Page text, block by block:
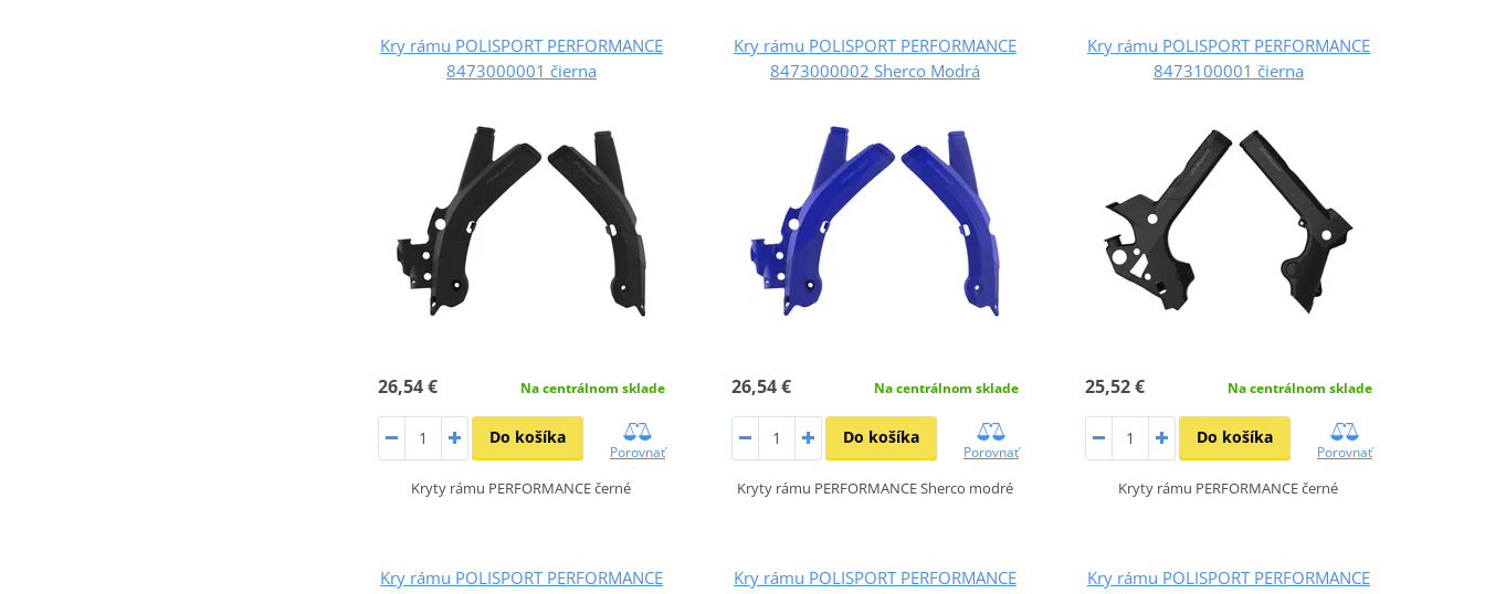
Kry rámu POLISPORT PERFORMANCE
8473000001 čierna
26,54 € Na centrálnom sklade
Do košíka
Porovnať
Kryty rámu PERFORMANCE černé
Kry rámu POLISPORT PERFORMANCE
8473000002 Sherco Modrá
26,54 € Na centrálnom sklade
Do košíka
Porovnať
Kryty rámu PERFORMANCE Sherco modré
Kry rámu POLISPORT PERFORMANCE
8473100001 čierna
25,52 € Na centrálnom sklade
Do košíka
Porovnať
Kryty rámu PERFORMANCE černé
Kry rámu POLISPORT PERFORMANCE
Kry rámu POLISPORT PERFORMANCE
Kry rámu POLISPORT PERFORMANCE